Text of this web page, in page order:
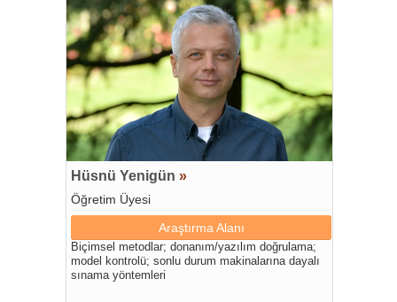
Hüsnü Yenigün »
Öğretim Üyesi
Araştırma Alanı
Biçimsel metodlar; donanım/yazılım doğrulama;
model kontrolü; sonlu durum makinalarına dayalı
sınama yöntemleri